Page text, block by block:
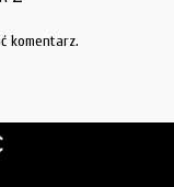
komentarz.